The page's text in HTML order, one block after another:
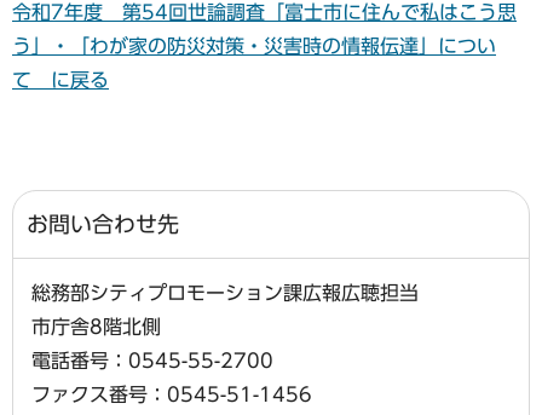
令和7年度 第54回世論調査「富士市に住んで私はこう思
う」・「わが家の防災対策・災害時の情報伝達」につい
て に戻る
お問い合わせ先
総務部シティプロモーション課広報広聴担当
市庁舎8階北側
電話番号：0545-55-2700
ファクス番号：0545-51-1456